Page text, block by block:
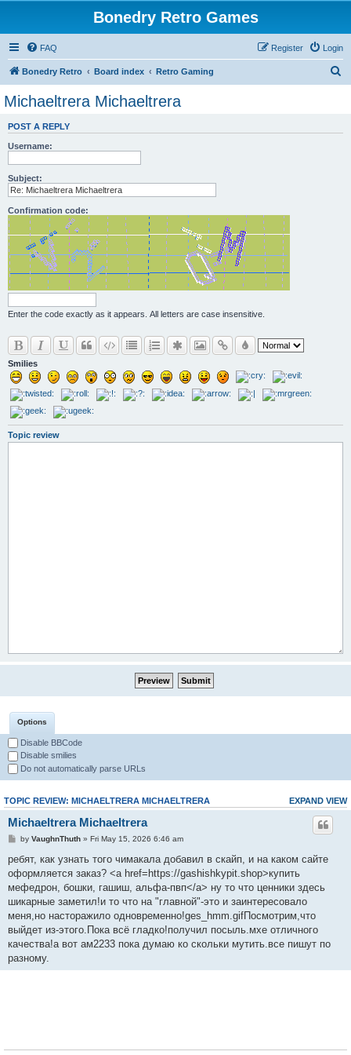
Bonedry Retro Games
FAQ Login
Register
Bonedry Retro Board index Retro Gaming
Michaeltrera Michaeltrera
POST A REPLY
Username:
Subject:
Confirmation code:
Enter the code exactly as it appears. All letters are case insensitive.
Smilies
Topic review
Options
Disable BBCode
Disable smilies
Do not automatically parse URLs
EXPAND VIEW
TOPIC REVIEW: MICHAELTRERA MICHAELTRERA
Michaeltrera Michaeltrera
by VaughnThuth» Fri May 15, 2026 6:46 am
ребят, как узнать того чимакала добавил в скайп, и на каком сайте
оформляется заказ? <a href=https://gashishkypit.shop>купить
мефедрон, бошки, гашиш, альфа-пвп</a> ну то что ценники здесь
шикарные заметил!и то что на "главной"-это и заинтересовало
меня,но насторажило одновременно!ges_hmm.gifПосмотрим,что
выйдет из-этого.Пока всё гладко!получил посыль.мхе отличного
качества!а вот ам2233 пока думаю ко скольки мутить.все пишут по
разному.